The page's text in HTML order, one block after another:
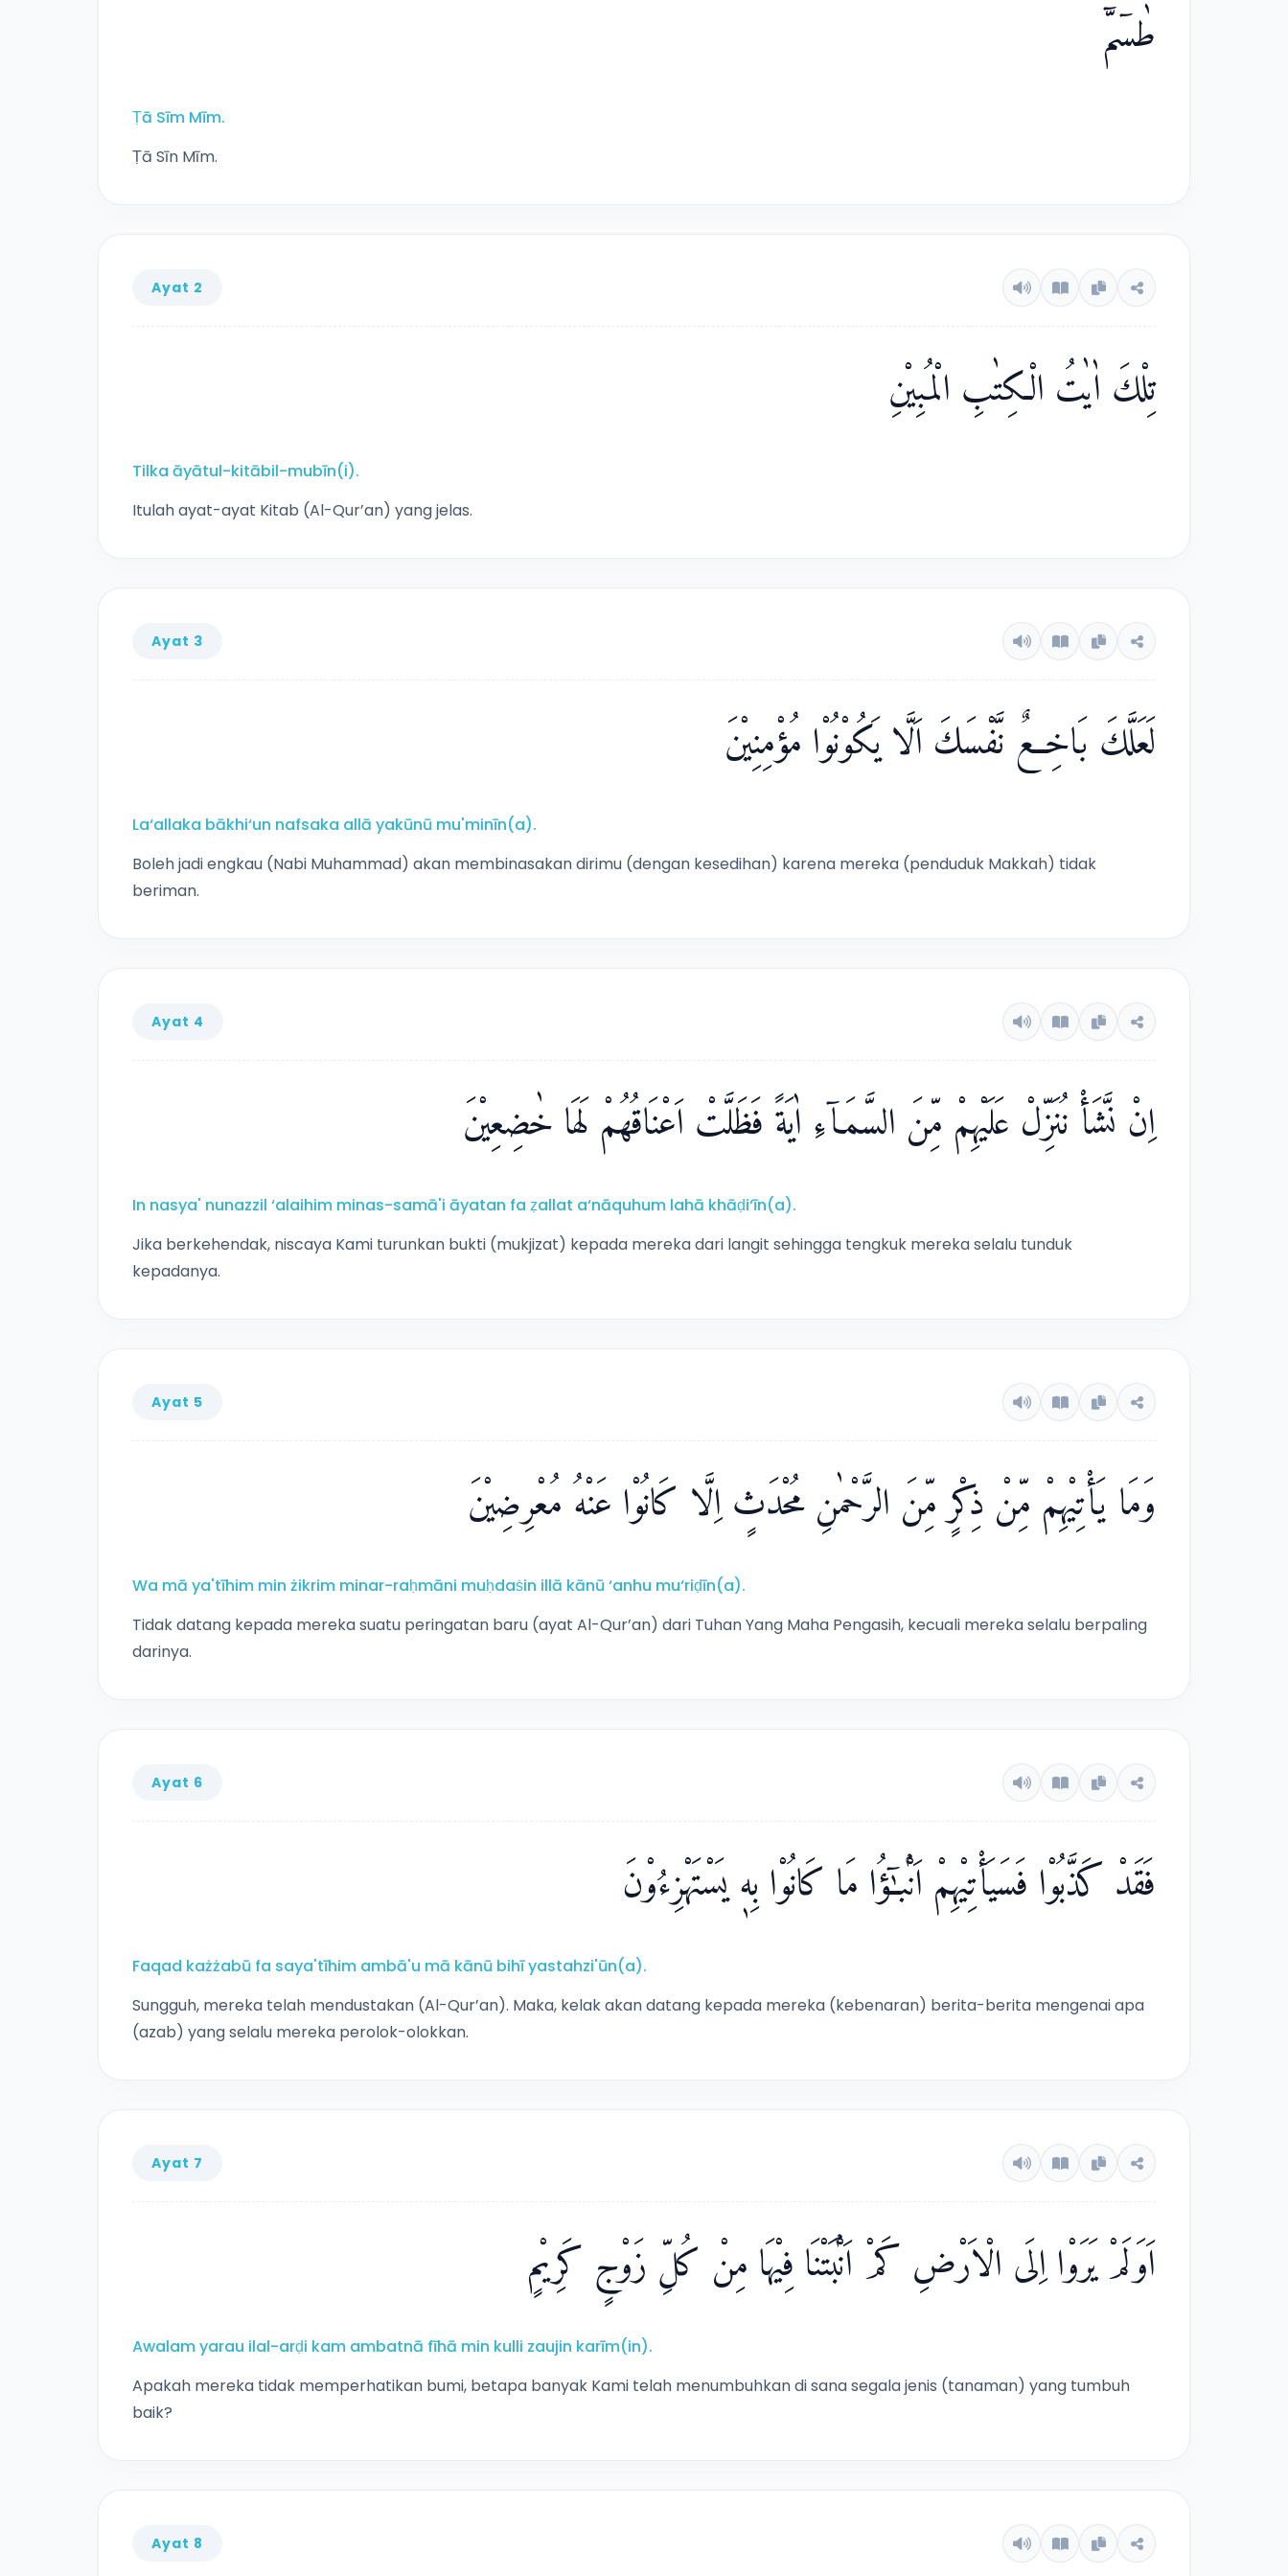
طٰسۤمّۤ
Ṭā Sīm Mīm.
Ṭā Sīn Mīm.
Ayat 2
تِلْكَ اٰيٰتُ الْكِتٰبِ الْمُبِيْنِ
Tilka āyātul-kitābil-mubīn(i).
Itulah ayat-ayat Kitab (Al-Qur’an) yang jelas.
Ayat 3
لَعَلَّكَ بَاخِعٌ نَّفْسَكَ اَلَّا يَكُوْنُوْا مُؤْمِنِيْنَ
La‘allaka bākhi‘un nafsaka allā yakūnū mu'minīn(a).
Boleh jadi engkau (Nabi Muhammad) akan membinasakan dirimu (dengan kesedihan) karena mereka (penduduk Makkah) tidak
beriman.
Ayat 4
اِنْ نَّشَأْ نُنَزِّلْ عَلَيْهِمْ مِّنَ السَّمَاۤءِ اٰيَةً فَظَلَّتْ اَعْنَاقُهُمْ لَهَا خٰضِعِيْنَ
In nasya' nunazzil ‘alaihim minas-samā'i āyatan fa ẓallat a‘nāquhum lahā khāḍi‘īn(a).
Jika berkehendak, niscaya Kami turunkan bukti (mukjizat) kepada mereka dari langit sehingga tengkuk mereka selalu tunduk
kepadanya.
Ayat 5
وَمَا يَأْتِيْهِمْ مِّنْ ذِكْرٍ مِّنَ الرَّحْمٰنِ مُحْدَثٍ اِلَّا كَانُوْا عَنْهُ مُعْرِضِيْنَ
Wa mā ya'tīhim min żikrim minar-raḥmāni muḥdaṡin illā kānū ‘anhu mu‘riḍīn(a).
Tidak datang kepada mereka suatu peringatan baru (ayat Al-Qur’an) dari Tuhan Yang Maha Pengasih, kecuali mereka selalu berpaling
darinya.
Ayat 6
فَقَدْ كَذَّبُوْا فَسَيَأْتِيْهِمْ اَنْۢبـٰۤؤُا مَا كَانُوْا بِهٖ يَسْتَهْزِءُوْنَ
Faqad każżabū fa saya'tīhim ambā'u mā kānū bihī yastahzi'ūn(a).
Sungguh, mereka telah mendustakan (Al-Qur’an). Maka, kelak akan datang kepada mereka (kebenaran) berita-berita mengenai apa
(azab) yang selalu mereka perolok-olokkan.
Ayat 7
اَوَلَمْ يَرَوْا اِلَى الْاَرْضِ كَمْ اَنْۢبَتْنَا فِيْهَا مِنْ كُلِّ زَوْجٍ كَرِيْمٍ
Awalam yarau ilal-arḍi kam ambatnā fīhā min kulli zaujin karīm(in).
Apakah mereka tidak memperhatikan bumi, betapa banyak Kami telah menumbuhkan di sana segala jenis (tanaman) yang tumbuh
baik?
Ayat 8